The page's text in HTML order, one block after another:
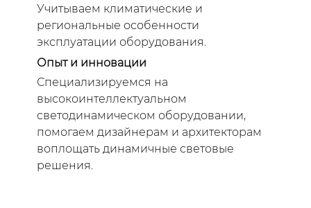
Учитываем климатические и
региональные особенности
эксплуатации оборудования.
Опыт и инновации
Специализируемся на
высокоинтеллектуальном
светодинамическом оборудовании,
помогаем дизайнерам и архитекторам
воплощать динамичные световые
решения.